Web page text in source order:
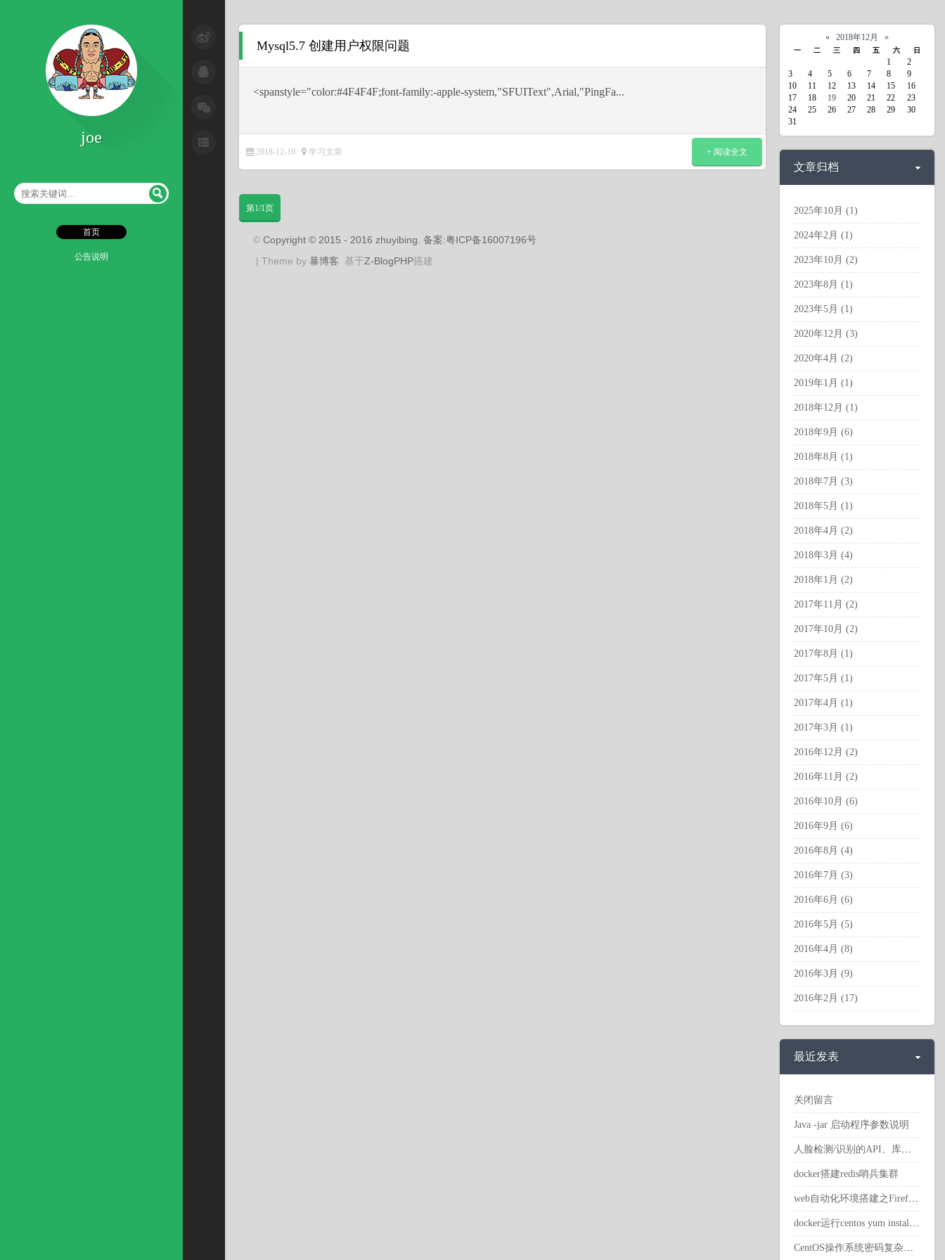
公告说明
学习文章
问题解决
工具使用
读书记录
joe
首页
公告说明
Mysql5.7 创建用户权限问题
˂spanstyle="color:#4F4F4F;font-family:-apple-system,"SFUIText",Arial,"PingFa...
2018-12-19 学习文章 + 阅读全文
第1/1页
© Copyright © 2015 - 2016 zhuyibing. 备案:粤ICP备16007196号
| Theme by 暴博客 基于Z-BlogPHP搭建
« 2018年12月 »
一 二 三 四 五 六 日
1
2
3
4 5 6 7 8
9
10
11 12 13 14 15
16
17
18 19 20 21 22
23
24
25 26 27 28 29
30
31
文章归档
2025年10月 (1)
2024年2月 (1)
2023年10月 (2)
2023年8月 (1)
2023年5月 (1)
2020年12月 (3)
2020年4月 (2)
2019年1月 (1)
2018年12月 (1)
2018年9月 (6)
2018年8月 (1)
2018年7月 (3)
2018年5月 (1)
2018年4月 (2)
2018年3月 (4)
2018年1月 (2)
2017年11月 (2)
2017年10月 (2)
2017年8月 (1)
2017年5月 (1)
2017年4月 (1)
2017年3月 (1)
2016年12月 (2)
2016年11月 (2)
2016年10月 (6)
2016年9月 (6)
2016年8月 (4)
2016年7月 (3)
2016年6月 (6)
2016年5月 (5)
2016年4月 (8)
2016年3月 (9)
2016年2月 (17)
最近发表
关闭留言
Java -jar 启动程序参数说明
人脸检测/识别的API、库和软件
docker搭建redis哨兵集群
web自动化环境搭建之Firefox浏览器，geckodriver驱动下载，及其对应关系参考
docker运行centos yum install报错
CentOS操作系统密码复杂度策略设置